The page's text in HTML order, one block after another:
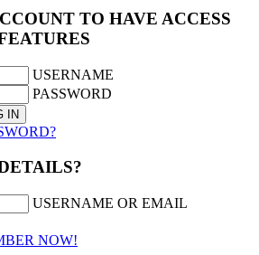
TO HAVE ACCESS
USERNAME
PASSWORD
USERNAME OR EMAIL
NOW!